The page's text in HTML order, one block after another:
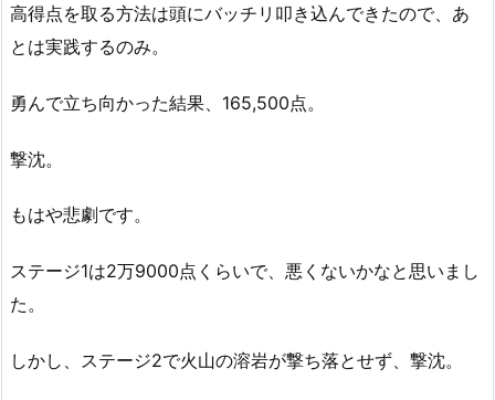
高得点を取る方法は頭にバッチリ叩き込んできたので、あ
とは実践するのみ。
勇んで立ち向かった結果、165,500点。
撃沈。
もはや悲劇です。
ステージ1は2万9000点くらいで、悪くないかなと思いまし
た。
しかし、ステージ2で火山の溶岩が撃ち落とせず、撃沈。